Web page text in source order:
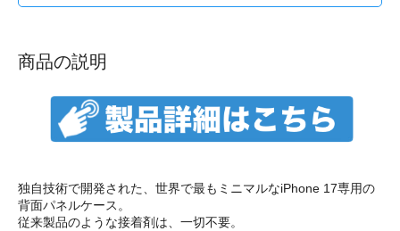
商品の説明
独自技術で開発された、世界で最もミニマルなiPhone 17専用の
背面パネルケース。
従来製品のような接着剤は、一切不要。